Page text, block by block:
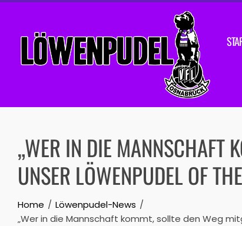
Skip
content
„WER IN DIE MANNSCHAFT
UNSER LÖWENPUDEL OF
Home
Löwenpudel-News
„Wer in die Mannschaft kommt, sollte den Weg